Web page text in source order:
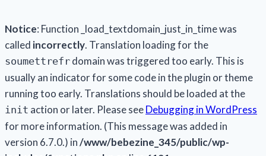
Notice: Function _load_textdomain_just_in_time was
called incorrectly. Translation loading for the
soumettrefr domain was triggered too early. This is
usually an indicator for some code in the plugin or theme
running too early. Translations should be loaded at the
init action or later. Please seeDebugging in WordPress
for more information. (This message was added in
version 6.7.0.) in/www/bebezine_345/public/wp-